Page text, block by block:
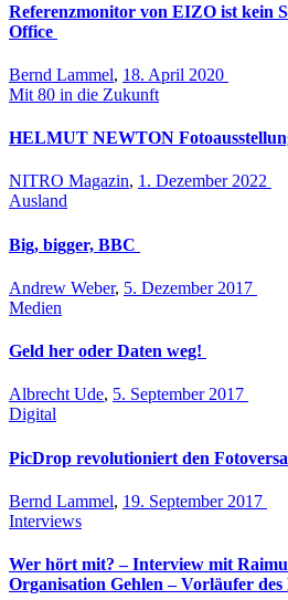
Referenzmonitor von EIZO ist kein
Office
Bernd Lammel, 18. April 2020
Mit 80 in die Zukunft
HELMUT NEWTON
NITRO Magazin, 1. Dezember 2022
Ausland
Big, bigger, BBC
Andrew Weber, 5. Dezember 2017
Medien
Geld her oder Daten weg!
Albrecht Ude, 5. September 2017
Digital
PicDrop revolutioniert den
Bernd Lammel, 19. September 2017
Interviews
Wer hört mit? – Interview mit
Organisation Gehlen – Vorläufer des